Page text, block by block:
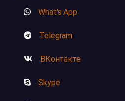
What's App
Telegram
ВКонтакте
Skype